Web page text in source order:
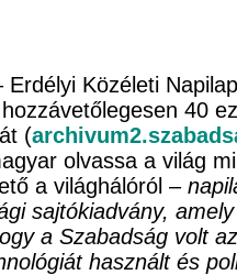
Erdélyi Közéleti
40
(
olvassa a világ
a világhálóról –
sajtókiadvány,
a Szabadság volt
használt és